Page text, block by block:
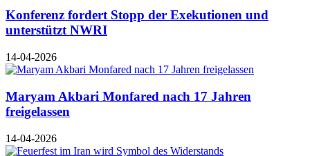
Konferenz fordert Stopp der Exekutionen und
unterstützt NWRI
14-04-2026
Maryam Akbari Monfared nach 17 Jahren
freigelassen
14-04-2026